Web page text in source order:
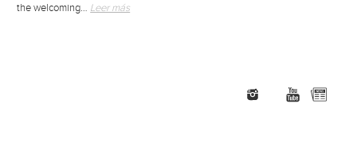
the welcoming… Leer más